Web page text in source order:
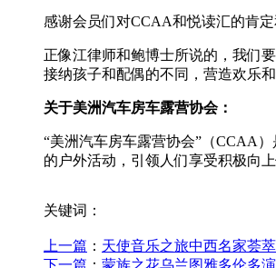
感谢会员们对CCAA和悦读汇的肯
正像江律师和鲍博士所说的，我们
接纳孩子和配偶的不同，营造欢乐
关于美洲汽车房车露营协会：
“美洲汽车房车露营协会”（CCAA
的户外活动，引领人们享受积极向
关键词：
上一篇 ： 天使音乐之旅中西名家荟
下一篇 ： 蒙族之花乌兰图雅多伦多